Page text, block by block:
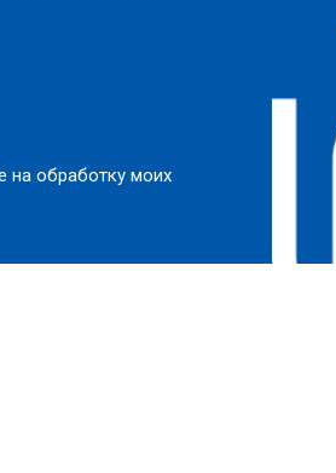
от 100 мин
на обработку моих